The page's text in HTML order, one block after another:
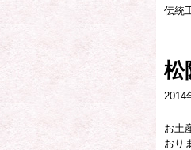
伝統
松
2014
お土
おり